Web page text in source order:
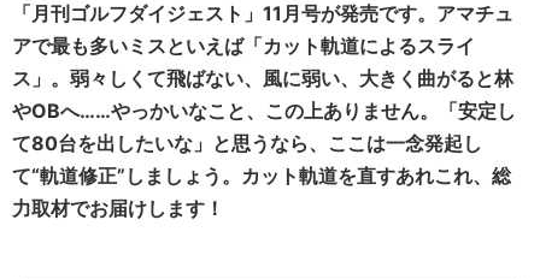
「月刊ゴルフダイジェスト」11月号が発売です。アマチュ
アで最も多いミスといえば「カット軌道によるスライ
ス」。弱々しくて飛ばない、風に弱い、大きく曲がると林
やOBへ……やっかいなこと、この上ありません。「安定し
て80台を出したいな」と思うなら、ここは一念発起し
て“軌道修正”しましょう。カット軌道を直すあれこれ、総
力取材でお届けします！